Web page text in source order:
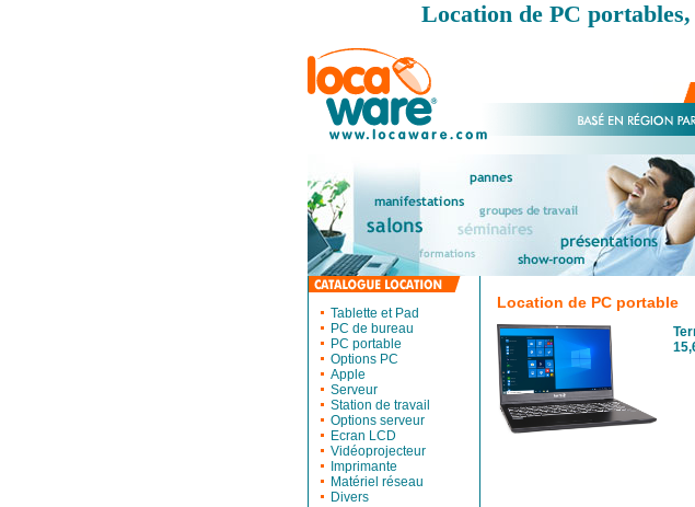
Location de PC
Tablette et Pad
PC de bureau
PC portable
Options PC
Apple
Serveur
Station de travail
Options serveur
Ecran LCD
Vidéoprojecteur
Imprimante
Matériel réseau
Divers
Location de PC portable